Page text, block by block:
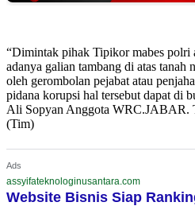
“Dimintak pihak Tipikor mabes polri
adanya galian tambang di atas tanah
oleh gerombolan pejabat atau
pidana korupsi hal tersebut dapat di
Ali Sopyan Anggota WRC.JABAR.
(Tim)
Ads
assyifateknologinusantara.com
Website Bisnis Siap